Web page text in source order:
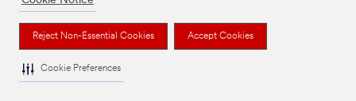
Reject Non-Essential Cookies Accept Cookies
Cookie Preferences